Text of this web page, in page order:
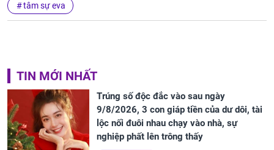
tâm sự eva
TIN MỚI NHẤT
Trúng số độc đắc vào sau ngày
9/8/2026, 3 con giáp tiền của dư dôi, tài
lộc nối đuôi nhau chạy vào nhà, sự
nghiệp phất lên trông thấy